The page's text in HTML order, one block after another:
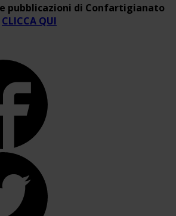
pubblicazioni di Confartigianato
CLICCA QUI